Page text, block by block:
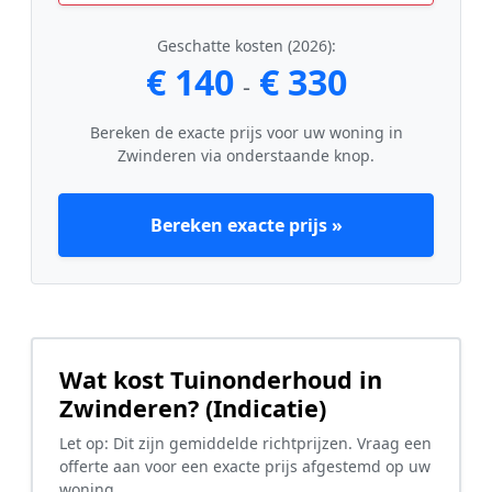
Geschatte kosten (2026):
€ 140 - € 330
Bereken de exacte prijs voor uw woning in
Zwinderen via onderstaande knop.
Bereken exacte prijs »
Wat kost Tuinonderhoud in
Zwinderen? (Indicatie)
Let op: Dit zijn gemiddelde richtprijzen. Vraag een
offerte aan voor een exacte prijs afgestemd op uw